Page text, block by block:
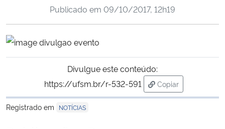
Ministério da Cidadania
Ministério da Saúde
Ministério da Ciência, Tecnologia, Inovações e Comunicações
Ministério do Meio Ambiente
Publicado em 09/10/2017, 12h19
Divulgue este conteúdo:
https://ufsm.br/r-532-591
Copiar
para área de
Registrado em
NOTÍCIAS